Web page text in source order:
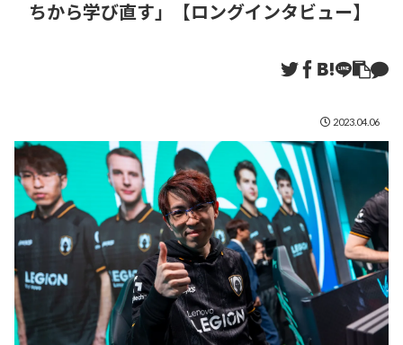
ちから学び直す」【ロングインタビュー】
2023.04.06